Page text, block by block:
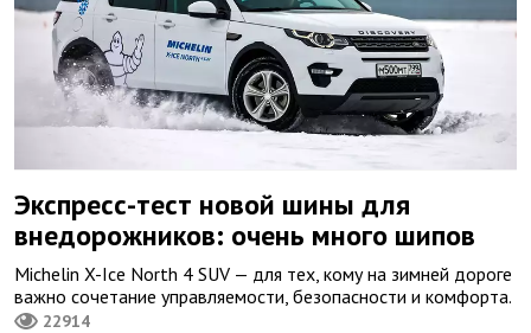
Экспресс-тест новой шины для
внедорожников: очень много шипов
Michelin X-Ice North 4 SUV — для тех, кому на зимней дороге
важно сочетание управляемости, безопасности и комфорта.
22914